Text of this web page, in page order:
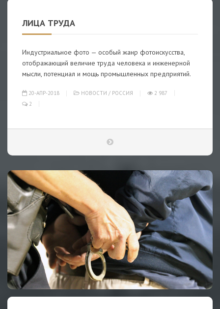
ЛИЦА ТРУДА
Индустриальное фото — особый жанр фотоискусства,
отображающий величие труда человека и инженерной
мысли, потенциал и мощь промышленных предприятий.
20-АПР-2018 НОВОСТИ / РОССИЯ
2 987
2